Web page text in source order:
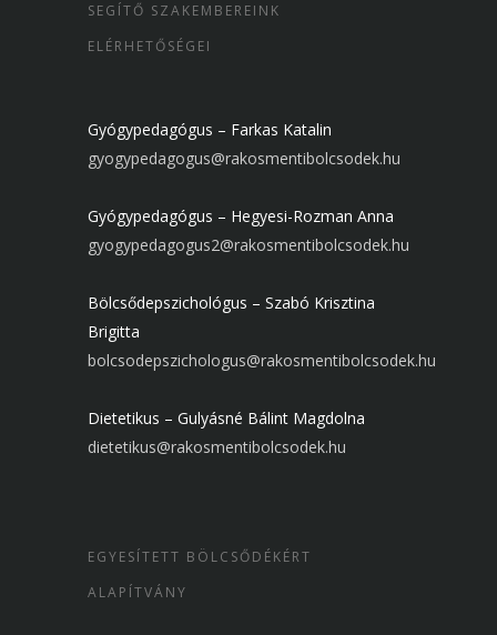
SEGÍTŐ SZAKEMBEREINK
ELÉRHETŐSÉGEI
Gyógypedagógus – Farkas Katalin
gyogypedagogus@rakosmentibolcsodek.hu
Gyógypedagógus – Hegyesi-Rozman Anna
gyogypedagogus2@rakosmentibolcsodek.hu
Bölcsődepszichológus – Szabó Krisztina
Brigitta
bolcsodepszichologus@rakosmentibolcsodek.hu
Dietetikus – Gulyásné Bálint Magdolna
dietetikus@rakosmentibolcsodek.hu
EGYESÍTETT BÖLCSŐDÉKÉRT
ALAPÍTVÁNY